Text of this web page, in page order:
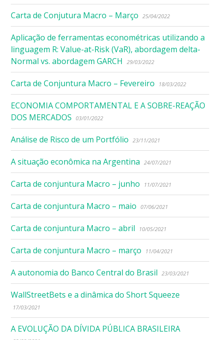
Carta de Conjutura Macro – Março 25/04/2022
Aplicação de ferramentas econométricas utilizando a
linguagem R: Value-at-Risk (VaR), abordagem delta-
Normal vs. abordagem GARCH
29/03/2022
Carta de Conjuntura Macro – Fevereiro 18/03/2022
ECONOMIA COMPORTAMENTAL E A SOBRE-REAÇÃO
DOS MERCADOS
03/01/2022
Análise de Risco de um Portfólio 23/11/2021
A situação econômica na Argentina 24/07/2021
Carta de conjuntura Macro – junho 11/07/2021
Carta de conjuntura Macro – maio 07/06/2021
Carta de conjuntura Macro – abril 10/05/2021
Carta de conjuntura Macro – março 11/04/2021
A autonomia do Banco Central do Brasil 23/03/2021
WallStreetBets e a dinâmica do Short Squeeze
17/03/2021
A EVOLUÇÃO DA DÍVIDA PÚBLICA BRASILEIRA